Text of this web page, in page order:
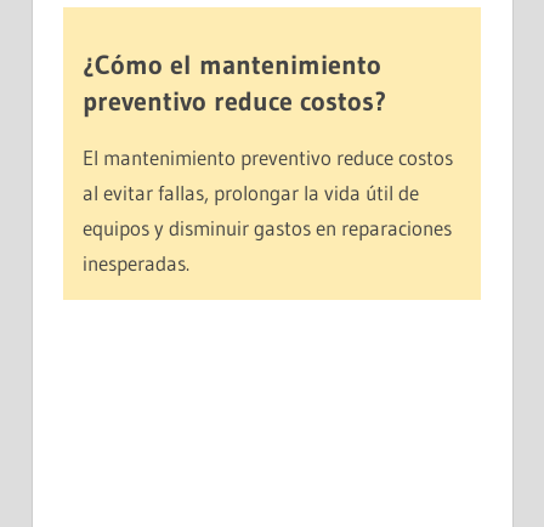
¿Cómo el mantenimiento
preventivo reduce costos?
El mantenimiento preventivo reduce costos
al evitar fallas, prolongar la vida útil de
equipos y disminuir gastos en reparaciones
inesperadas.